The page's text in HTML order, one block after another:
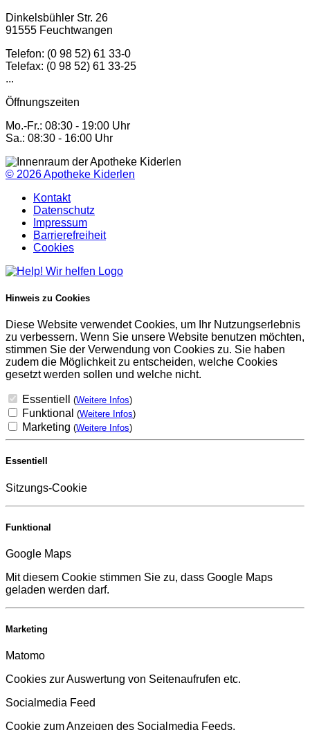
Dinkelsbühler Str. 26
91555 Feuchtwangen
Telefon: (0 98 52) 61 33-0
Telefax: (0 98 52) 61 33-25
...
Öffnungszeiten
Mo.-Fr.: 08:30 - 19:00 Uhr
Sa.: 08:30 - 16:00 Uhr
© 2026Apotheke Kiderlen
Kontakt
Datenschutz
Impressum
Barrierefreiheit
Cookies
Hinweis zu Cookies
Diese Website verwendet Cookies, um Ihr Nutzungserlebnis
zu verbessern. Wenn Sie unsere Website benutzen möchten,
stimmen Sie der Verwendung von Cookies zu. Sie haben
zudem die Möglichkeit zu entscheiden, welche Cookies
gesetzt werden sollen und welche nicht.
Essentiell (Weitere Infos)
Funktional (Weitere Infos)
Marketing (Weitere Infos)
Essentiell
Sitzungs-Cookie
Funktional
Google Maps
Mit diesem Cookie stimmen Sie zu, dass Google Maps
geladen werden darf.
Marketing
Matomo
Cookies zur Auswertung von Seitenaufrufen etc.
Socialmedia Feed
Cookie zum Anzeigen des Socialmedia Feeds.